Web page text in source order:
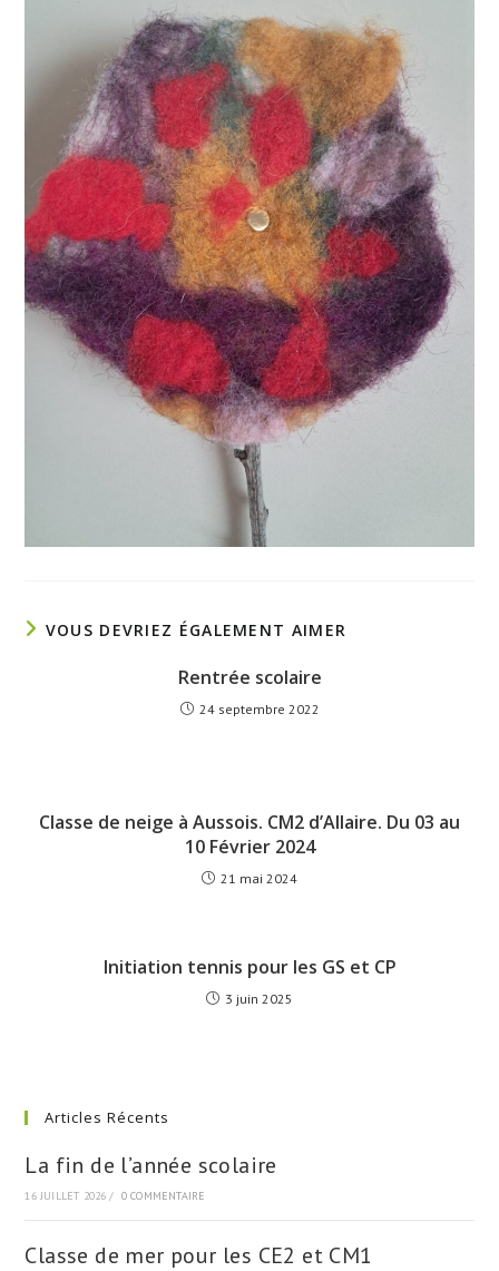
VOUS DEVRIEZ ÉGALEMENT AIMER
Rentrée scolaire
24 septembre 2022
Classe de neige à Aussois. CM2 d’Allaire. Du 03 au
10 Février 2024
21 mai 2024
Initiation tennis pour les GS et CP
3 juin 2025
Articles Récents
La fin de l’année scolaire
16 JUILLET 2026 / 0 COMMENTAIRE
Classe de mer pour les CE2 et CM1